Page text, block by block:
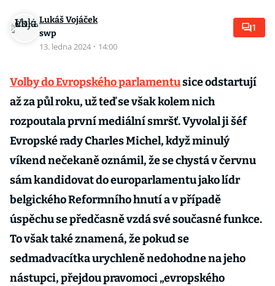
Lukáš Vojáček
swp
13. ledna 2024 · 14:00
1
Volby do Evropského parlamentusice odstartují
až za půl roku, už teď se však kolem nich
rozpoutala první mediální smršť. Vyvolal ji šéf
Evropské rady Charles Michel, když minulý
víkend nečekaně oznámil, že se chystá v červnu
sám kandidovat do europarlamentu jako lídr
belgického Reformního hnutí a v případě
úspěchu se předčasně vzdá své současné funkce.
To však také znamená, že pokud se
sedmadvacítka urychleně nedohodne na jeho
nástupci, přejdou pravomoci „evropského